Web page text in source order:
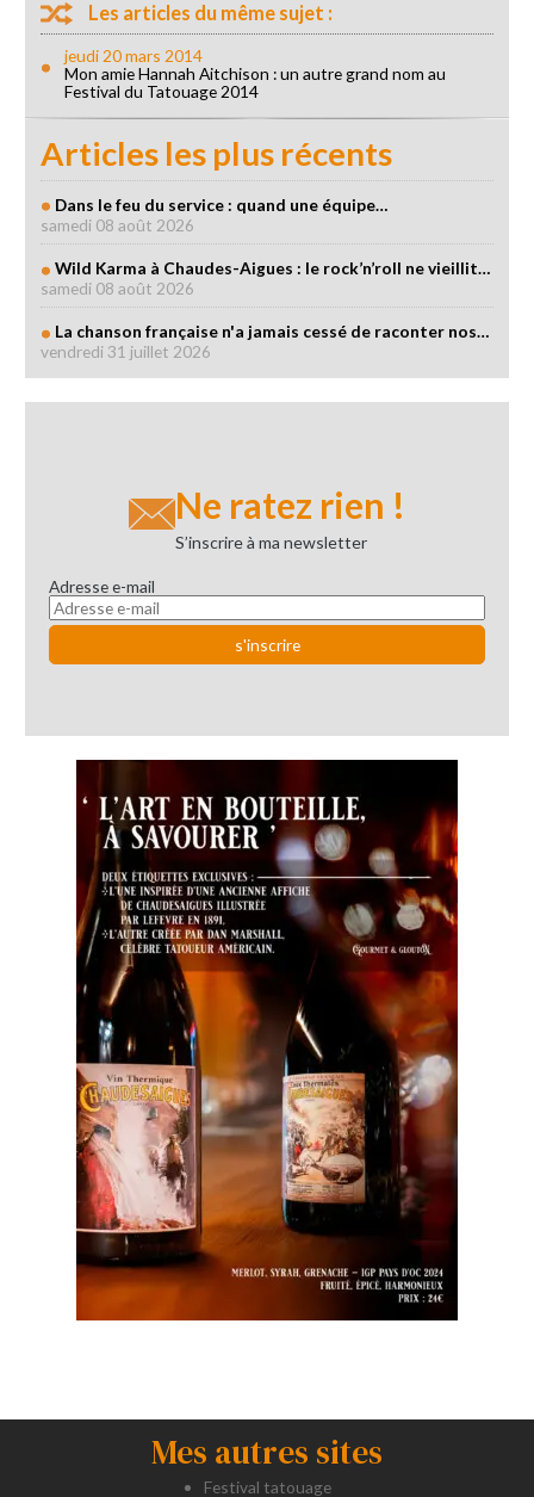
Les articles du même sujet :
jeudi 20 mars 2014
Mon amie Hannah Aitchison : un autre grand nom au
Festival du Tatouage 2014
Articles les plus récents
Dans le feu du service : quand une équipe…
samedi 08 août 2026
Wild Karma à Chaudes-Aigues : le rock’n’roll ne vieillit…
samedi 08 août 2026
La chanson française n'a jamais cessé de raconter nos…
vendredi 31 juillet 2026
Ne ratez rien !
S’inscrire à ma newsletter
Adresse e-mail
Mes autres sites
Festival tatouage